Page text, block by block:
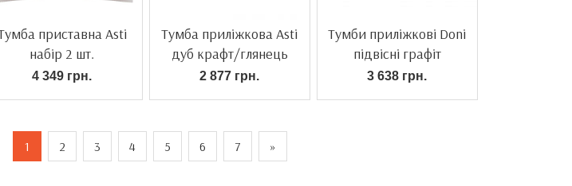
приставна Asti
набір 2 шт.
4 349 грн.
Тумба приліжкова Asti
дуб крафт/глянець
білий
2 877 грн.
Тумби приліжкові Doni
підвісні графіт
3 638 грн.
1 2 3 4 5 6 7 »